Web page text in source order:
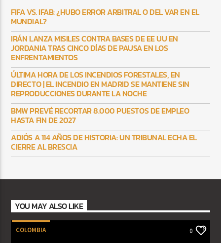
FIFA VS. IFAB: ¿HUBO ERROR ARBITRAL O DEL VAR EN EL
MUNDIAL?
IRÁN LANZA MISILES CONTRA BASES DE EE UU EN
JORDANIA TRAS CINCO DÍAS DE PAUSA EN LOS
ENFRENTAMIENTOS
ÚLTIMA HORA DE LOS INCENDIOS FORESTALES, EN
DIRECTO | EL INCENDIO EN MADRID SE MANTIENE SIN
REPRODUCCIONES DURANTE LA NOCHE
BMW PREVÉ RECORTAR 8.000 PUESTOS DE EMPLEO
HASTA FIN DE 2027
ADIÓS A 114 AÑOS DE HISTORIA: UN TRIBUNAL ECHA EL
CIERRE AL BRESCIA
YOU MAY ALSO LIKE
COLOMBIA 0